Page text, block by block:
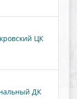
ЦК
ДК